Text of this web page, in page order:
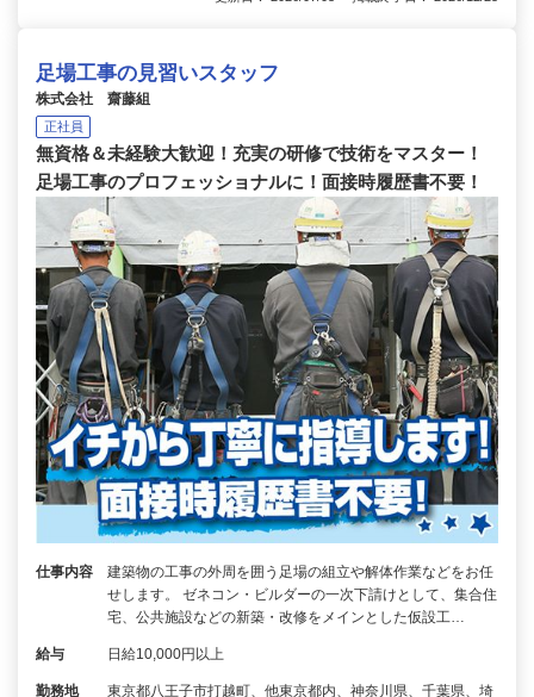
足場工事の見習いスタッフ
株式会社 齋藤組
正社員
無資格＆未経験大歓迎！充実の研修で技術をマスター！
足場工事のプロフェッショナルに！面接時履歴書不要！
仕事内容
建築物の工事の外周を囲う足場の組立や解体作業などをお任
せします。 ゼネコン・ビルダーの一次下請けとして、集合住
宅、公共施設などの新築・改修をメインとした仮設工…
給与 日給10,000円以上
勤務地
東京都八王子市打越町、他東京都内、神奈川県、千葉県、埼